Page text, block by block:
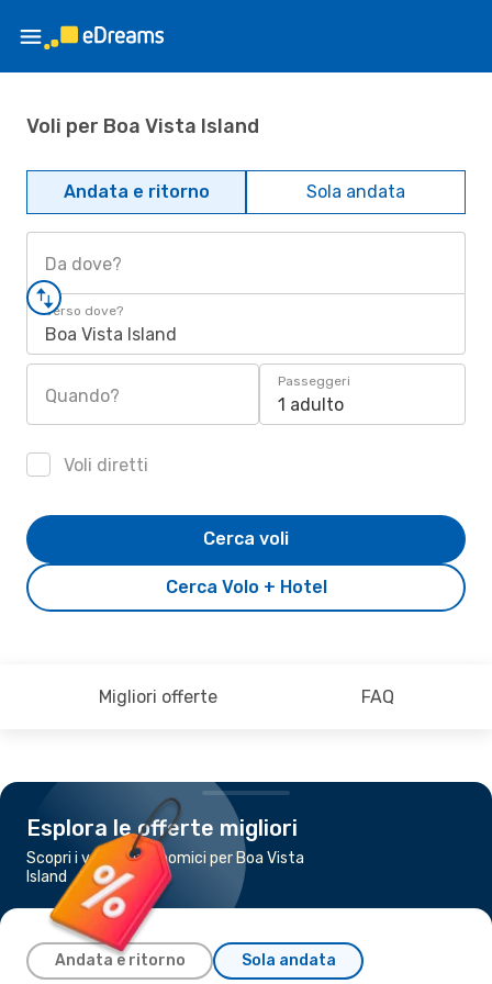
Voli per Boa Vista Island
Andata e ritorno Sola andata
Da dove?
Verso dove?
Boa Vista Island
Quando?
Passeggeri
1 adulto
Voli diretti
Cerca Volo + Hotel
Cerca voli
Migliori offerte FAQ
Esplora le offerte migliori
Scopri i voli più economici per Boa Vista
Island
Andata e ritorno Sola andata